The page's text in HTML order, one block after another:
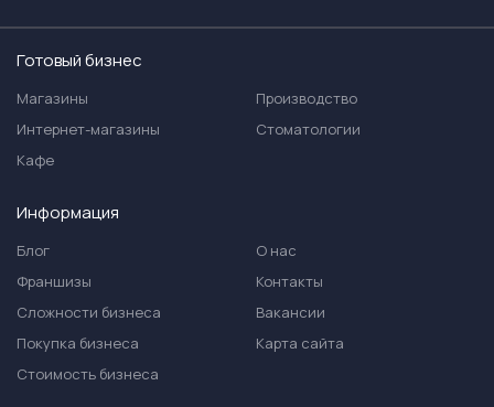
Готовый бизнес
Магазины
Интернет-магазины
Кафе
Производство
Стоматологии
Информация
Блог
Франшизы
Сложности бизнеса
Покупка бизнеса
Стоимость бизнеса
О нас
Контакты
Вакансии
Карта сайта